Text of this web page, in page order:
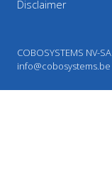
Disclaimer
COBOSYSTEMS NV-SA
info@cobosystems.be